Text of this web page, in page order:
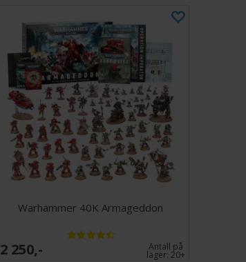
Warhammer 40K Armageddon
2 250,- Antall på
lager:20+